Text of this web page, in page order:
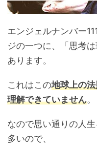
エンジェルナンバー
ジの一つに、「思考
あります。
これはこの地球上の
理解できていません。
なので思い通りの人
多いので、